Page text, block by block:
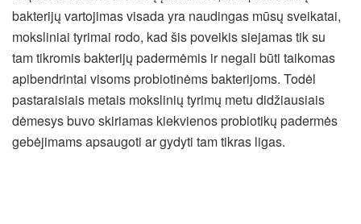
bakterijų vartojimas visada yra naudingas mūsų sveikatai,
moksliniai tyrimai rodo, kad šis poveikis siejamas tik su
tam tikromis bakterijų padermėmis ir negali būti taikomas
apibendrintai visoms probiotinėms bakterijoms. Todėl
pastaraisiais metais mokslinių tyrimų metu didžiausiais
dėmesys buvo skiriamas kiekvienos probiotikų padermės
gebėjimams apsaugoti ar gydyti tam tikras ligas.